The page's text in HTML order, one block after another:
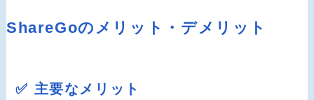
ShareGoのメリット・デメリット
✅ 主要なメリット